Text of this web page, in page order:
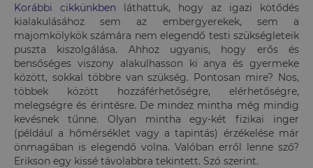
Korábbi cikkünkben láthattuk, hogy az igazi kötődés
kialakulásához sem az embergyerekek, sem a
majomkölykök számára nem elegendő testi szükségleteik
puszta kiszolgálása. Ahhoz ugyanis, hogy erős és
bensőséges viszony alakulhasson ki anya és gyermeke
között, sokkal többre van szükség. Pontosan mire? Nos,
többek között hozzáférhetőségre, elérhetőségre,
melegségre és érintésre. De mindez mintha még mindig
kevésnek tűnne. Olyan mintha egy-két fizikai inger
(például a hőmérséklet vagy a tapintás) érzékelése már
önmagában is elegendő volna. Valóban erről lenne szó?
Erikson egy kissé távolabbra tekintett. Szó szerint.